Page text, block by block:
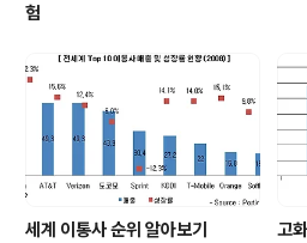
험
세계 이통사 순위 알아보기 고